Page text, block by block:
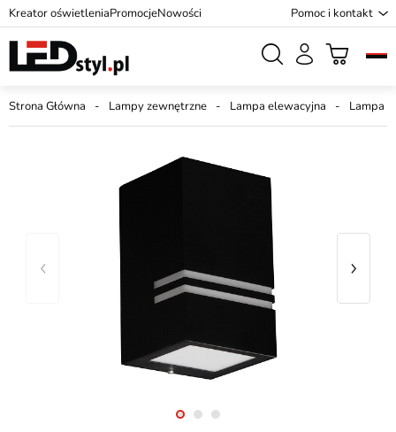
Kreator oświetleniaPromocjeNowości Pomoc i kontakt
Strona Główna Lampy zewnętrzne Lampa elewacyjna Lampa